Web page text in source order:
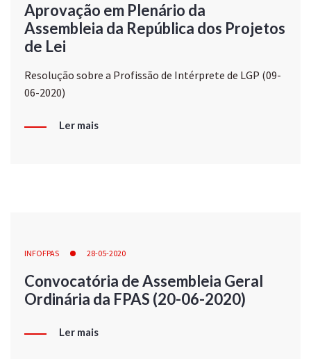
Aprovação em Plenário da
Assembleia da República dos Projetos
de Lei
Resolução sobre a Profissão de Intérprete de LGP (09-
06-2020)
Ler mais
INFOFPAS 28-05-2020
Convocatória de Assembleia Geral
Ordinária da FPAS (20-06-2020)
Ler mais